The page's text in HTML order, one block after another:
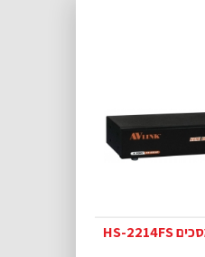
מפצל HDMI ל-4 מסכים HS-2214FS